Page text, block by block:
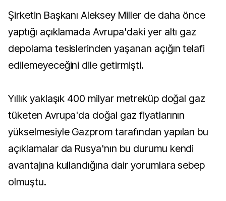
Şirketin Başkanı Aleksey Miller de daha önce
yaptığı açıklamada Avrupa'daki yer altı gaz
depolama tesislerinden yaşanan açığın telafi
edilemeyeceğini dile getirmişti.
Yıllık yaklaşık 400 milyar metreküp doğal gaz
tüketen Avrupa'da doğal gaz fiyatlarının
yükselmesiyle Gazprom tarafından yapılan bu
açıklamalar da Rusya'nın bu durumu kendi
avantajına kullandığına dair yorumlara sebep
olmuştu.